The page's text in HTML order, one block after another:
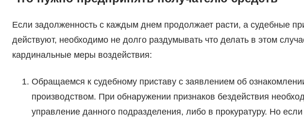
Если задолженность с каждым днем продолжает расти, а судебные
действуют, необходимо не долго раздумывать что делать в этом
кардинальные меры воздействия:
Обращаемся к судебному приставу с заявлением об
производством. При обнаружении признаков бездействия
управление данного подразделения, либо в прокуратуру. Но